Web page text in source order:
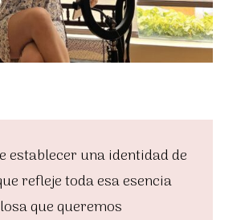
establecer una identidad de
refleje toda esa esencia
que queremos